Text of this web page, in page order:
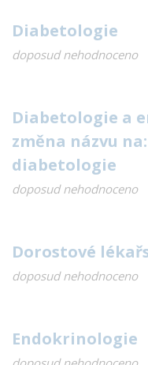
Diabetologie
doposud nehodnoceno
Diabetologie a
změna názvu
diabetologie
doposud nehodnoceno
Dorostové
doposud nehodnoceno
Endokrinologie